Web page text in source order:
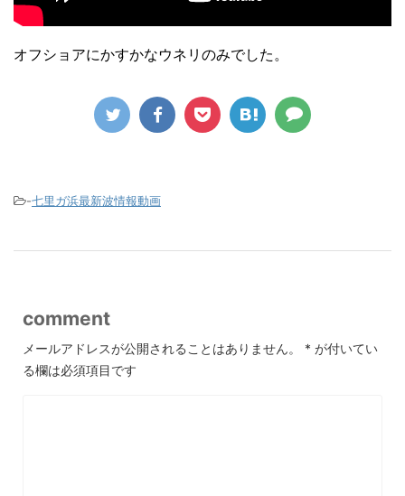
オフショアにかすかなウネリのみでした。
-七里ガ浜最新波情報動画
comment
メールアドレスが公開されることはありません。 * が付いてい
る欄は必須項目です